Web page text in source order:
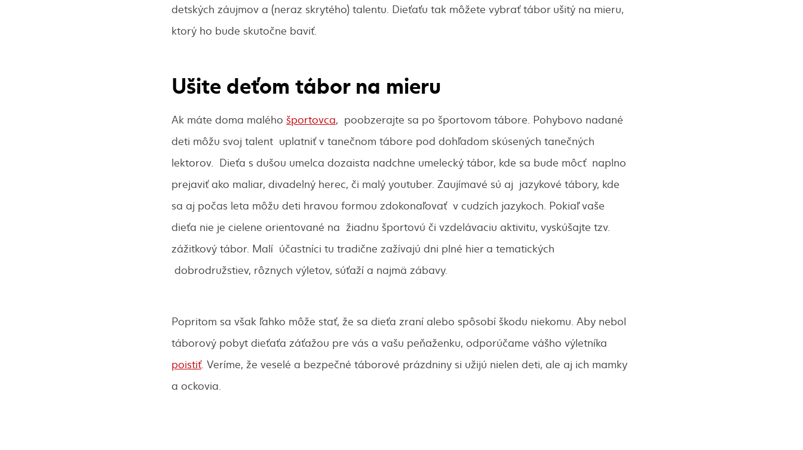
detských záujmov a (neraz skrytého) talentu. Dieťaťu tak môžete vybrať tábor ušitý na mieru,
ktorý ho bude skutočne baviť.
Ušite deťom tábor na mieru
Ak máte doma malého športovca, poobzerajte sa po športovom tábore. Pohybovo nadané
deti môžu svoj talent uplatniť v tanečnom tábore pod dohľadom skúsených tanečných
lektorov. Dieťa s dušou umelca dozaista nadchne umelecký tábor, kde sa bude môcť naplno
prejaviť ako maliar, divadelný herec, či malý youtuber. Zaujímavé sú aj jazykové tábory, kde
sa aj počas leta môžu deti hravou formou zdokonaľovať v cudzích jazykoch. Pokiaľ vaše
dieťa nie je cielene orientované na žiadnu športovú či vzdelávaciu aktivitu, vyskúšajte tzv.
zážitkový tábor. Malí účastníci tu tradične zažívajú dni plné hier a tematických
dobrodružstiev, rôznych výletov, súťaží a najmä zábavy.
Popritom sa však ľahko môže stať, že sa dieťa zraní alebo spôsobí škodu niekomu. Aby nebol
táborový pobyt dieťaťa záťažou pre vás a vašu peňaženku, odporúčame vášho výletníka
poistiť. Veríme, že veselé a bezpečné táborové prázdniny si užijú nielen deti, ale aj ich mamky
a ockovia.